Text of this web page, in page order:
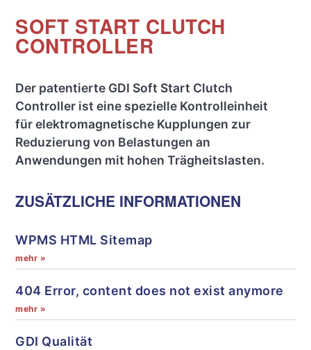
SOFT START CLUTCH
CONTROLLER
Der patentierte GDI Soft Start Clutch
Controller ist eine spezielle Kontrolleinheit
für elektromagnetische Kupplungen zur
Reduzierung von Belastungen an
Anwendungen mit hohen Trägheitslasten.
ZUSÄTZLICHE INFORMATIONEN
WPMS HTML Sitemap
mehr »
404 Error, content does not exist anymore
mehr »
GDI Qualität